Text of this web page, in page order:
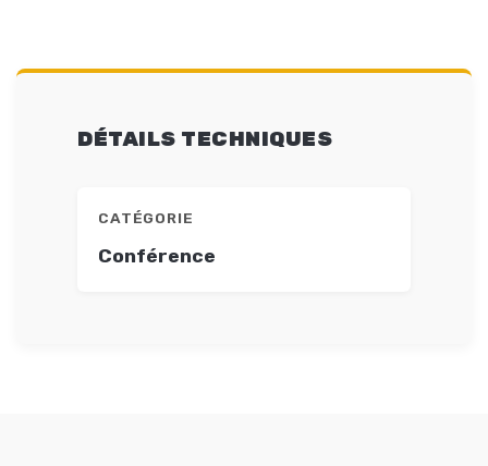
DÉTAILS TECHNIQUES
CATÉGORIE
Conférence